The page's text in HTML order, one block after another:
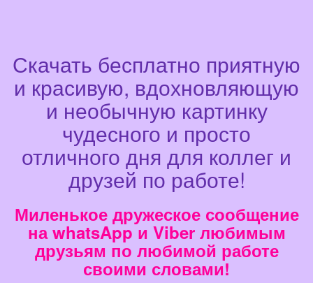
Скачать бесплатно приятную
и красивую, вдохновляющую
и необычную картинку
чудесного и просто
отличного дня для коллег и
друзей по работе!
Миленькое дружеское сообщение
на whatsApp и Viber любимым
друзьям по любимой работе
своими словами!